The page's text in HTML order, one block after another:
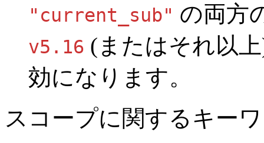
"current_sub" の両方
v5.16 (またはそれ以
効になります。
スコープに関するキー